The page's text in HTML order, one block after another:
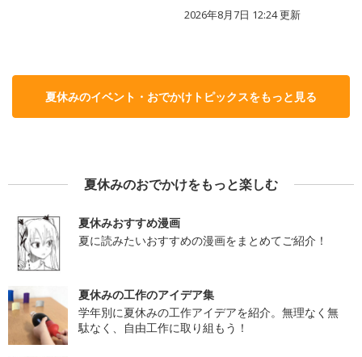
2026年8月7日 12:24更新
夏休みのイベント・おでかけトピックスをもっと見る
夏休みのおでかけをもっと楽しむ
夏休みおすすめ漫画
夏に読みたいおすすめの漫画をまとめてご紹介！
夏休みの工作のアイデア集
学年別に夏休みの工作アイデアを紹介。無理なく無
駄なく、自由工作に取り組もう！